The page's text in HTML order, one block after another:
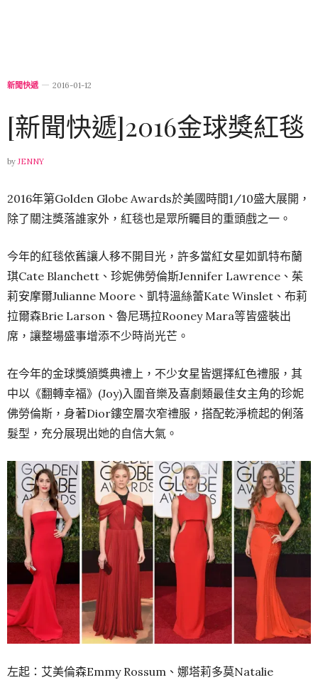
新聞快遞 2016-01-12
[新聞快遞]2016金球獎紅毯
by JENNY
2016年第Golden Globe Awards於美國時間1/10盛大展開，
除了關注獎落誰家外，紅毯也是眾所矚目的重頭戲之一。
今年的紅毯依舊讓人移不開目光，許多當紅女星如凱特布蘭
琪Cate Blanchett、珍妮佛勞倫斯Jennifer Lawrence、茱
莉安摩爾Julianne Moore、凱特溫絲蕾Kate Winslet、布莉
拉爾森Brie Larson、魯尼瑪拉Rooney Mara等皆盛裝出
席，讓整場盛事增添不少時尚光芒。
在今年的金球獎頒獎典禮上，不少女星皆選擇紅色禮服，其
中以《翻轉幸福》(Joy)入圍音樂及喜劇類最佳女主角的珍妮
佛勞倫斯，身著Dior鏤空層次窄禮服，搭配乾淨梳起的俐落
髮型，充分展現出她的自信大氣。
左起：艾美倫森Emmy Rossum、娜塔莉多莫Natalie